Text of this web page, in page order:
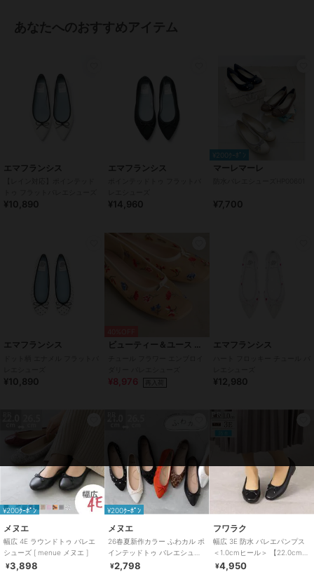
クゴールド、ピンクベージュ、ブ
サイズ 7サイズ展開
商品のお取り扱い方法
スエード(フェイク含む)
無地/
バレエシューズ
2.5cm未満 /
原産国
あなたへのおすすめアイテム
エマフランシス
¥10,890
エマフランシス
¥14,960
¥200ｸｰﾎﾟﾝ
マーレマーレ
¥7,700
エマフランシス
¥10,890
ビューティー＆ユース ユナイテッドアローズ
¥8,976
エマフランシス
¥12,980
¥200ｸｰﾎﾟﾝ
メヌエ
幅広 4E ラウンドトゥ バレエ
シューズ [ menue メヌエ ]
¥3,898
¥200ｸｰﾎﾟﾝ
メヌエ
26春夏新作カラー ふわカル ポ
インテッドトゥ バレエシュー
ズ [ menue メヌエ ]
¥2,798
PR
フワラク
幅広 3E 防水 バレエパンプス
＜1.0cmヒール＞ 【22.0cm～
25.0cm】
¥4,950